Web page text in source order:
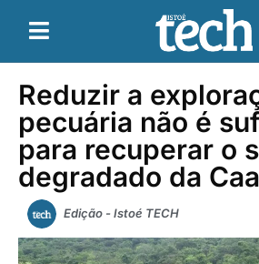
Reduzir a
pecuária não é
para recuperar o
degradado da
Edição - Istoé TECH